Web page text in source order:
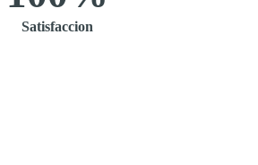
Satisfaccion